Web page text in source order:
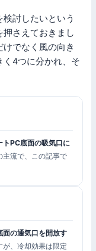
討したいという
さえておきまし
でなく風の向き
く4つに分かれ、そ
トPC底面の吸気口に
主流で、この記事で
面の通気口を開放す
、冷却効果は限定